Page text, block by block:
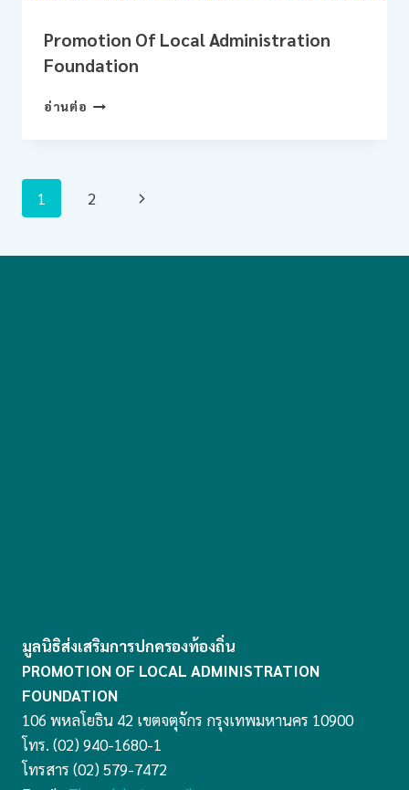
Promotion Of Local Administration
Foundation
อ่านต่อ PROMOTION
LOCAL
Page
1 2
Next
มูลนิธิส่งเสริมการปกครองท้องถิ่น
PROMOTION OF LOCAL ADMINISTRATION
FOUNDATION
106 พหลโยธิน 42 เขตจตุจักร กรุงเทพมหานคร 10900
โทร. (02) 940-1680-1
โทรสาร (02) 579-7472